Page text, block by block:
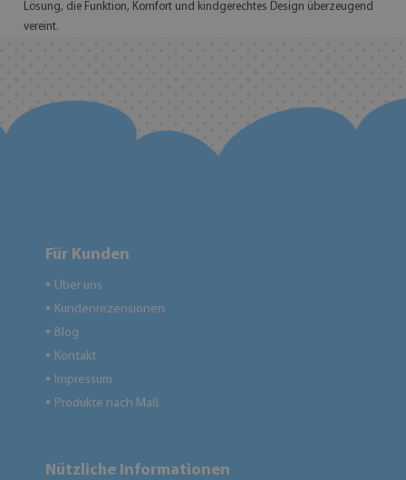
Lösung, die Funktion, Komfort und kindgerechtes Design überzeugend
vereint.
Für Kunden
● Über uns
● Kundenrezensionen
● Blog
● Kontakt
● Impressum
● Produkte nach Maß
Nützliche Informationen